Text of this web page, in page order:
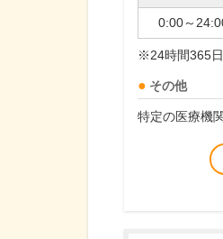
0:00～
※24時間365日
その他
特定の医療機